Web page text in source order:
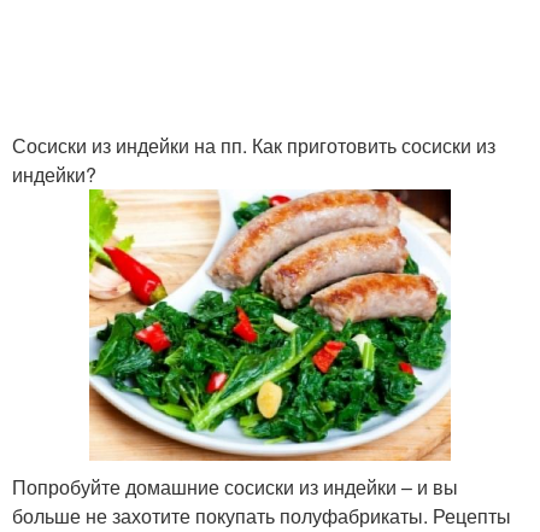
Сосиски из индейки на пп. Как приготовить сосиски из
индейки?
Попробуйте домашние сосиски из индейки – и вы
больше не захотите покупать полуфабрикаты. Рецепты